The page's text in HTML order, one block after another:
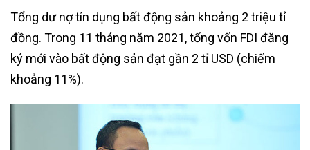
Tổng dư nợ tín dụng bất động sản khoảng 2 triệu tỉ
đồng. Trong 11 tháng năm 2021, tổng vốn FDI đăng
ký mới vào bất động sản đạt gần 2 tỉ USD (chiếm
khoảng 11%).